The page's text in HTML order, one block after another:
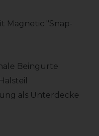
Magnetic "Snap-
Beingurte
als Unterdecke